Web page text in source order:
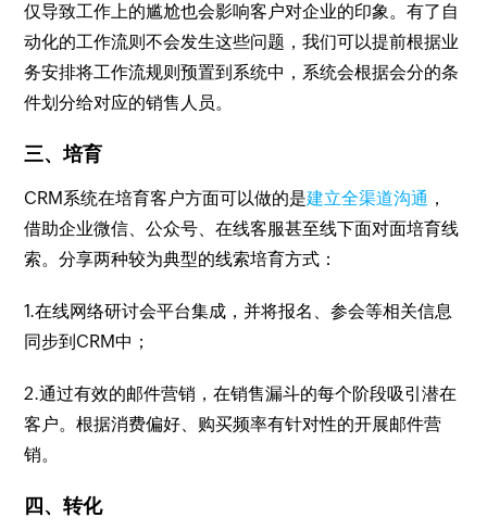
仅导致工作上的尴尬也会影响客户对企业的印象。有了自
动化的工作流则不会发生这些问题，我们可以提前根据业
务安排将工作流规则预置到系统中，系统会根据会分的条
件划分给对应的销售人员。
三、培育
CRM系统在培育客户方面可以做的是建立全渠道沟通 ，
借助企业微信、公众号、在线客服甚至线下面对面培育线
索。分享两种较为典型的线索培育方式：
1.在线网络研讨会平台集成，并将报名、参会等相关信息
同步到CRM中；
2.通过有效的邮件营销，在销售漏斗的每个阶段吸引潜在
客户。根据消费偏好、购买频率有针对性的开展邮件营
销。
四、转化